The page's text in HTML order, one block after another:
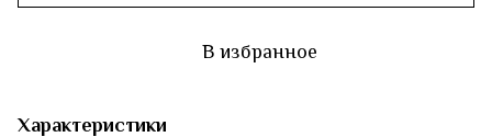
В избранное
Характеристики